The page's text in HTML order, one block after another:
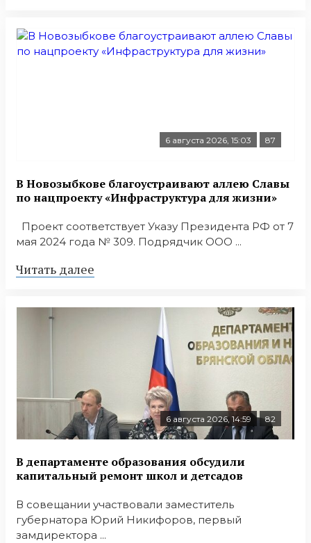
6 августа 2026, 15:03 87
В Новозыбкове благоустраивают аллею Славы
по нацпроекту «Инфраструктура для жизни»
Проект соответствует Указу Президента РФ от 7
мая 2024 года № 309. Подрядчик ООО ...
Читать далее
6 августа 2026, 14:59 82
В департаменте образования обсудили
капитальный ремонт школ и детсадов
В совещании участвовали заместитель
губернатора Юрий Никифоров, первый
замдиректора ...